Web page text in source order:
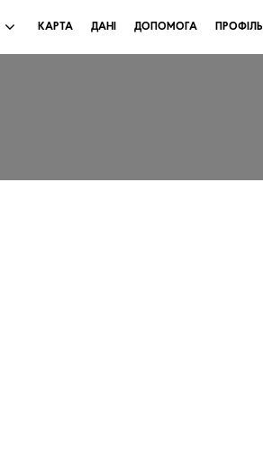
КАРТА ДАНІ ДОПОМОГА ПРОФІЛЬ